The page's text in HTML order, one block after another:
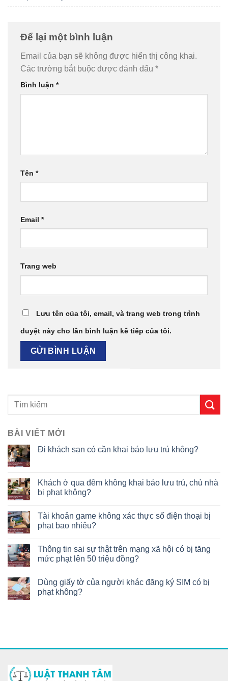
Để lại một bình luận
Email của bạn sẽ không được hiển thị công khai.
Các trường bắt buộc được đánh dấu *
Bình luận *
Tên *
Email *
Trang web
Lưu tên của tôi, email, và trang web trong trình
duyệt này cho lần bình luận kế tiếp của tôi.
BÀI VIẾT MỚI
Đi khách sạn có cần khai báo lưu trú không?
Khách ở qua đêm không khai báo lưu trú, chủ nhà
bị phạt không?
Tài khoản game không xác thực số điện thoại bị
phạt bao nhiêu?
Thông tin sai sự thật trên mạng xã hội có bị tăng
mức phạt lên 50 triệu đồng?
Dùng giấy tờ của người khác đăng ký SIM có bị
phạt không?